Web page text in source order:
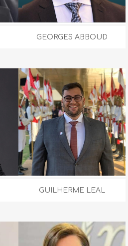
GEORGES ABBOUD
GUILHERME LEAL